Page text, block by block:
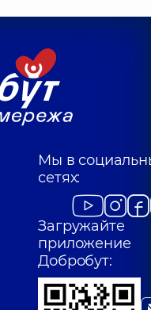
Мы в
сетях:
Загружайте
приложение
Добробут: